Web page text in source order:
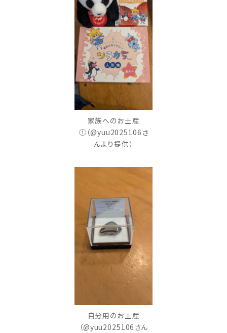
家族へのお土産
①（@yuu2025106さ
んより提供）
自分用のお土産
（@yuu2025106さん